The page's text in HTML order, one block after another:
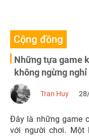
Cộng đồng
Những tựa game
không ngừng nghỉ
Tran Huy
Đây là những game
với người chơi. Một